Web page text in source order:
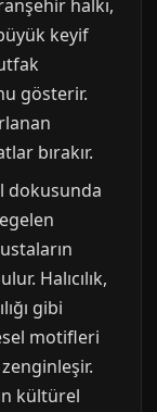
halkı,
keyif
gösterir.
bırakır.
dokusunda
Halıcılık,
gibi
motifleri
kültürel